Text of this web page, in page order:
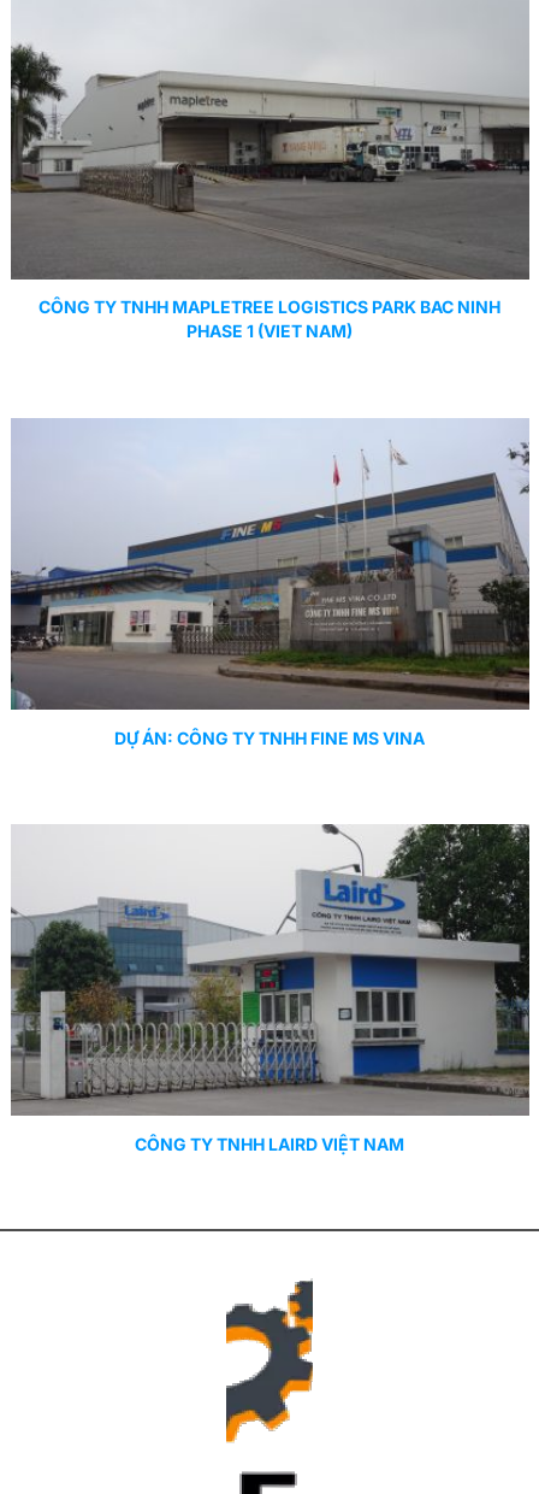
CÔNG TY TNHH MAPLETREE LOGISTICS PARK BAC NINH
PHASE 1 (VIET NAM)
DỰ ÁN: CÔNG TY TNHH FINE MS VINA
CÔNG TY TNHH LAIRD VIỆT NAM